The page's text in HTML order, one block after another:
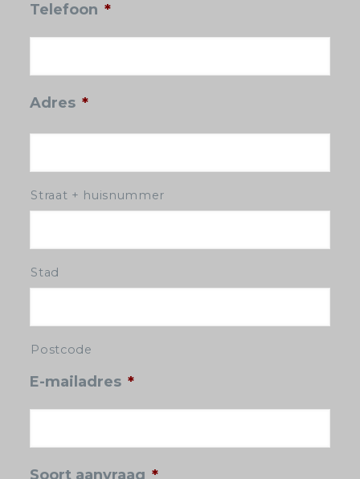
Telefoon *
Adres *
Straat + huisnummer
Stad
Postcode
E-mailadres *
Soort aanvraag *